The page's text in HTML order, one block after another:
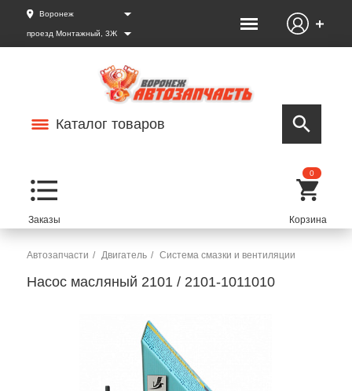
Воронеж
проезд Монтажный, 3Ж
Каталог товаров
0
Автозапчасти Двигатель Система смазки и вентиляции
Насос масляный 2101 / 2101-1011010